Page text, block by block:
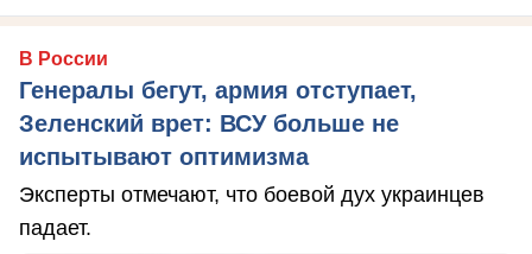
В России
Генералы бегут, армия отступает,
Зеленский врет: ВСУ больше не
испытывают оптимизма
Эксперты отмечают, что боевой дух украинцев
падает.